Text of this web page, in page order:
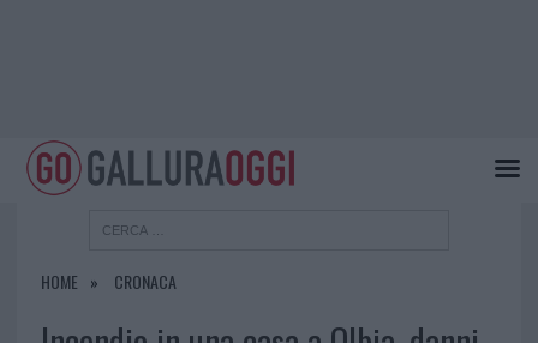
HOME CRONACA